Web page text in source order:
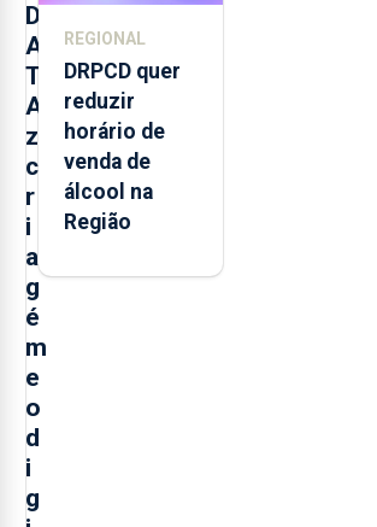
D
A
T
A
z
c
r
i
a
g
é
m
e
o
d
i
g
REGIONAL
DRPCD quer
reduzir
horário de
venda de
álcool na
Região